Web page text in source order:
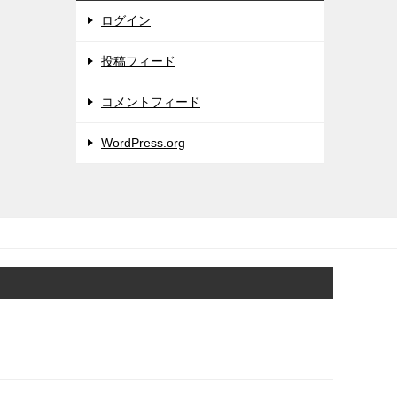
ログイン
投稿フィード
コメントフィード
WordPress.org